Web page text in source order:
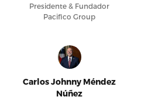
Presidente & Fundador
Pacifico Group
Carlos Johnny Méndez
Núñez